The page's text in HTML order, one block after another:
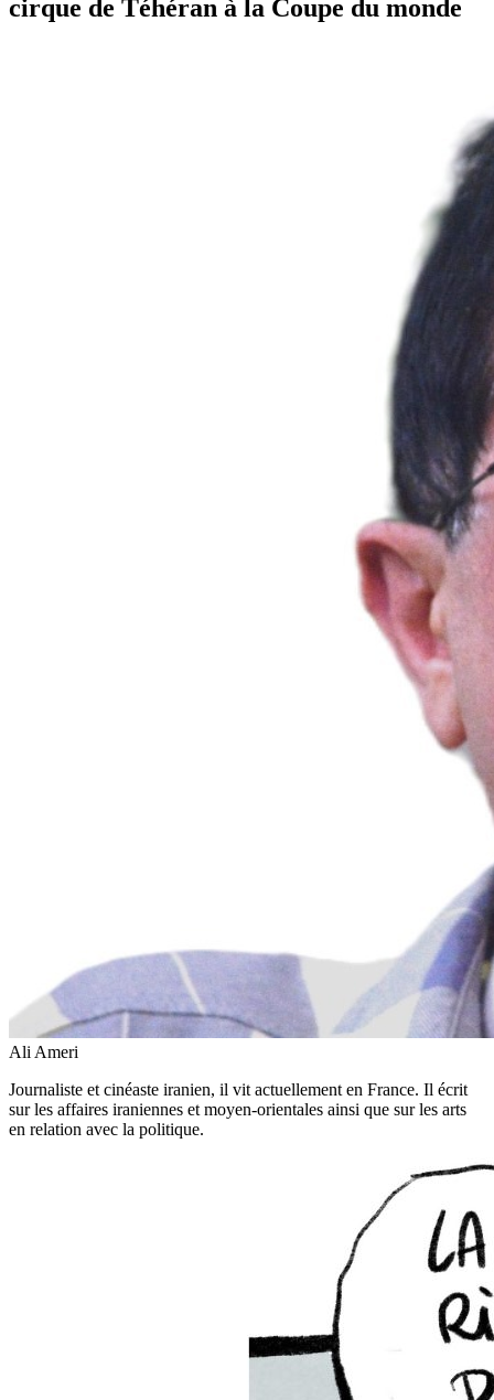
cirque de Téhéran à la Coupe du monde
Ali Ameri
Journaliste et cinéaste iranien, il vit actuellement en France. Il écrit
sur les affaires iraniennes et moyen-orientales ainsi que sur les arts
en relation avec la politique.